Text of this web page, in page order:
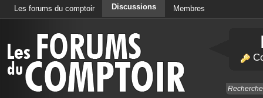
Les forums du comptoir Discussions Membres